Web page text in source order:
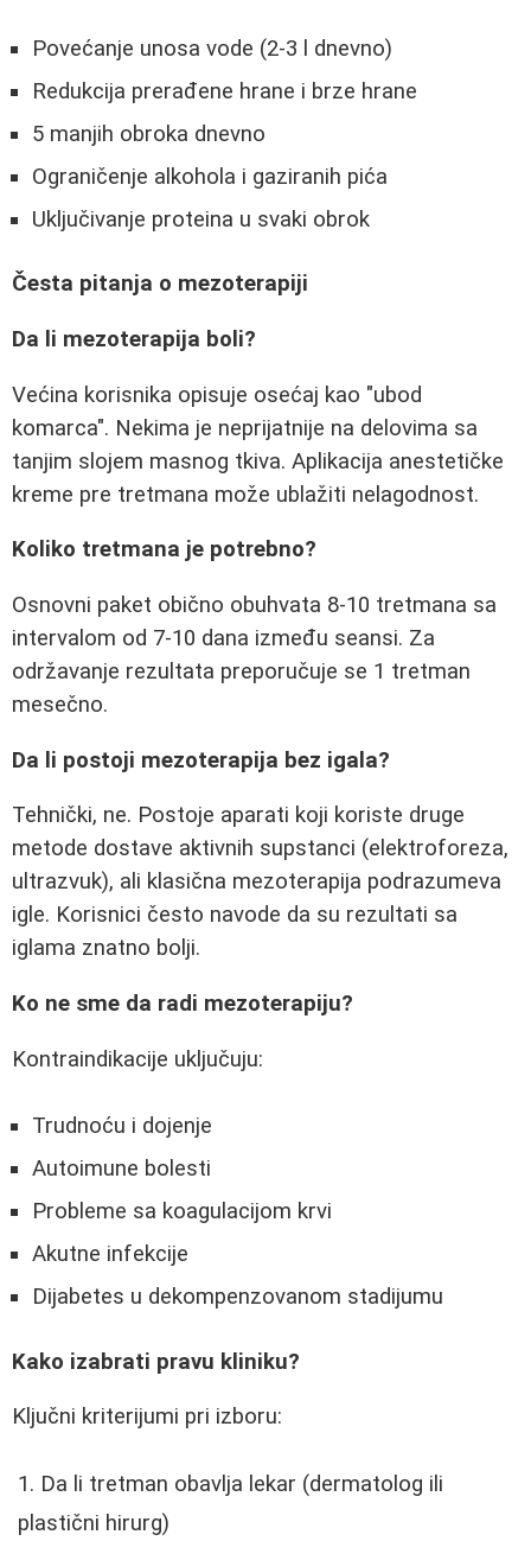
Povećanje unosa vode (2-3 l dnevno)
Redukcija prerađene hrane i brze hrane
5 manjih obroka dnevno
Ograničenje alkohola i gaziranih pića
Uključivanje proteina u svaki obrok
Česta pitanja o mezoterapiji
Da li mezoterapija boli?
Većina korisnika opisuje osećaj kao "ubod
komarca". Nekima je neprijatnije na delovima sa
tanjim slojem masnog tkiva. Aplikacija anestetičke
kreme pre tretmana može ublažiti nelagodnost.
Koliko tretmana je potrebno?
Osnovni paket obično obuhvata 8-10 tretmana sa
intervalom od 7-10 dana između seansi. Za
održavanje rezultata preporučuje se 1 tretman
mesečno.
Da li postoji mezoterapija bez igala?
Tehnički, ne. Postoje aparati koji koriste druge
metode dostave aktivnih supstanci (elektroforeza,
ultrazvuk), ali klasična mezoterapija podrazumeva
igle. Korisnici često navode da su rezultati sa
iglama znatno bolji.
Ko ne sme da radi mezoterapiju?
Kontraindikacije uključuju:
Trudnoću i dojenje
Autoimune bolesti
Probleme sa koagulacijom krvi
Akutne infekcije
Dijabetes u dekompenzovanom stadijumu
Kako izabrati pravu kliniku?
Ključni kriterijumi pri izboru:
Da li tretman obavlja lekar (dermatolog ili
plastični hirurg)